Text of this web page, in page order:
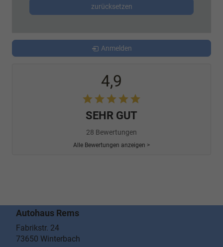
zurücksetzen
Anmelden
4,9
SEHR GUT
28 Bewertungen
Alle Bewertungen anzeigen >
Autohaus Rems
Fabrikstr. 24
73650 Winterbach